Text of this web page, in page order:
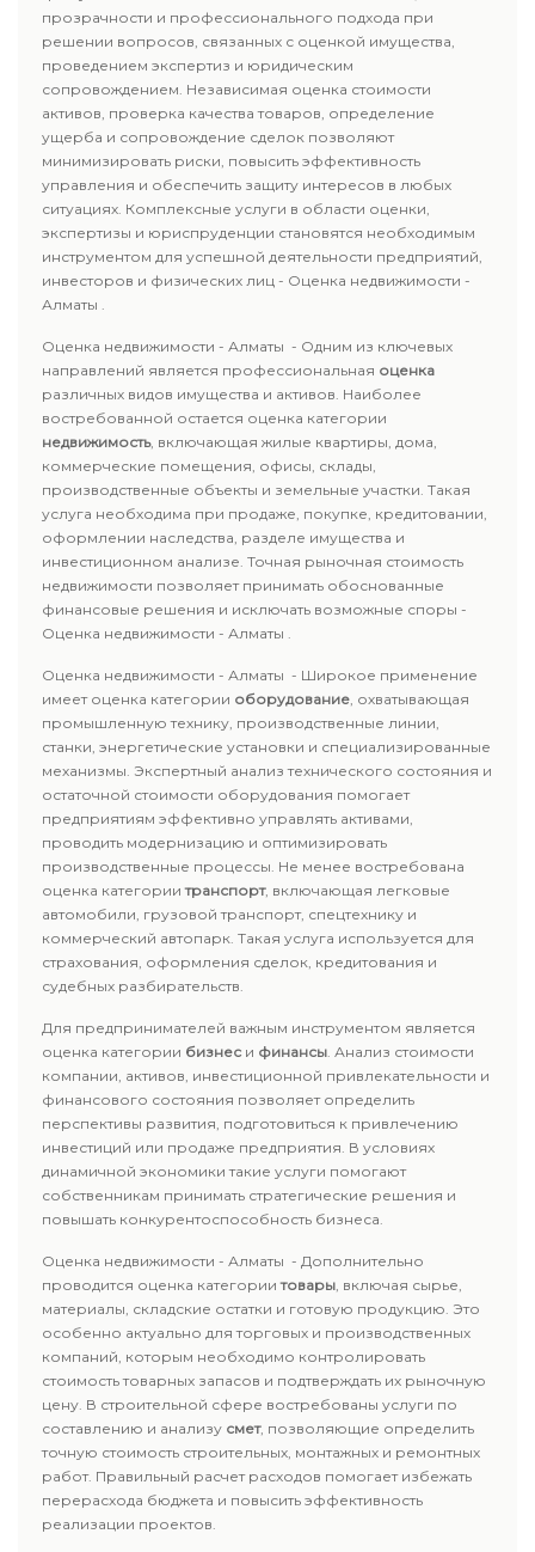
прозрачности и профессионального подхода при
решении вопросов, связанных с оценкой имущества,
проведением экспертиз и юридическим
сопровождением. Независимая оценка стоимости
активов, проверка качества товаров, определение
ущерба и сопровождение сделок позволяют
минимизировать риски, повысить эффективность
управления и обеспечить защиту интересов в любых
ситуациях. Комплексные услуги в области оценки,
экспертизы и юриспруденции становятся необходимым
инструментом для успешной деятельности предприятий,
инвесторов и физических лиц - Оценка недвижимости -
Алматы .
Оценка недвижимости - Алматы - Одним из ключевых
направлений является профессиональная оценка
различных видов имущества и активов. Наиболее
востребованной остается оценка категории
недвижимость, включающая жилые квартиры, дома,
коммерческие помещения, офисы, склады,
производственные объекты и земельные участки. Такая
услуга необходима при продаже, покупке, кредитовании,
оформлении наследства, разделе имущества и
инвестиционном анализе. Точная рыночная стоимость
недвижимости позволяет принимать обоснованные
финансовые решения и исключать возможные споры -
Оценка недвижимости - Алматы .
Оценка недвижимости - Алматы - Широкое применение
имеет оценка категории оборудование, охватывающая
промышленную технику, производственные линии,
станки, энергетические установки и специализированные
механизмы. Экспертный анализ технического состояния и
остаточной стоимости оборудования помогает
предприятиям эффективно управлять активами,
проводить модернизацию и оптимизировать
производственные процессы. Не менее востребована
оценка категориитранспорт, включающая легковые
автомобили, грузовой транспорт, спецтехнику и
коммерческий автопарк. Такая услуга используется для
страхования, оформления сделок, кредитования и
судебных разбирательств.
Для предпринимателей важным инструментом является
оценка категории бизнес и финансы. Анализ стоимости
компании, активов, инвестиционной привлекательности и
финансового состояния позволяет определить
перспективы развития, подготовиться к привлечению
инвестиций или продаже предприятия. В условиях
динамичной экономики такие услуги помогают
собственникам принимать стратегические решения и
повышать конкурентоспособность бизнеса.
Оценка недвижимости - Алматы - Дополнительно
проводится оценка категориитовары, включая сырье,
материалы, складские остатки и готовую продукцию. Это
особенно актуально для торговых и производственных
компаний, которым необходимо контролировать
стоимость товарных запасов и подтверждать их рыночную
цену. В строительной сфере востребованы услуги по
составлению и анализу смет, позволяющие определить
точную стоимость строительных, монтажных и ремонтных
работ. Правильный расчет расходов помогает избежать
перерасхода бюджета и повысить эффективность
реализации проектов.